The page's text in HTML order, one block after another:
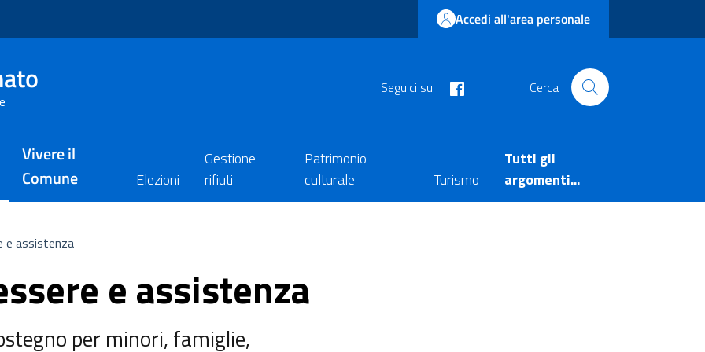
Accedi all'area personale
Seguici su: Cerca
Vivere il
Comune
Elezioni
Gestione
rifiuti
Patrimonio
culturale
Turismo
Tutti gli
argomenti...
e assistenza
e assistenza
per minori, famiglie,